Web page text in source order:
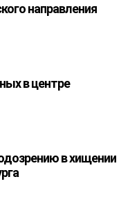
направления
в центре
в хищении